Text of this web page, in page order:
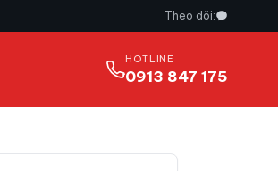
Theo dõi:
HOTLINE
0913 847 175